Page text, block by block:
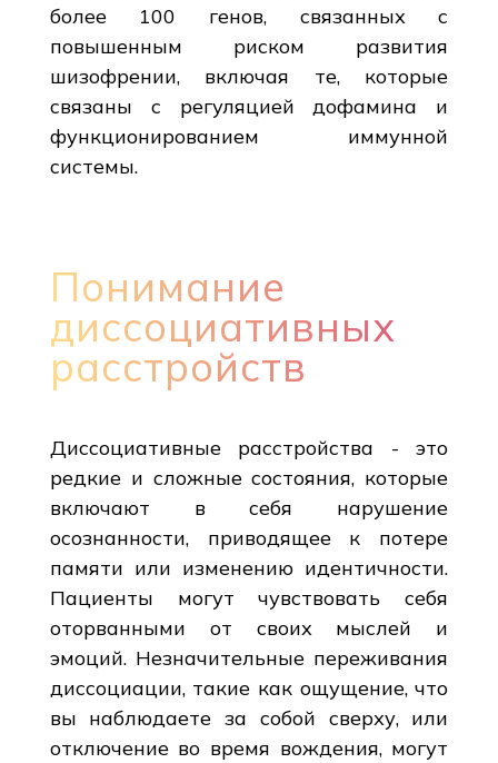
более 100 генов, связанных с
повышенным риском развития
шизофрении, включая те, которые
связаны с регуляцией дофамина и
функционированием иммунной
системы.
Понимание
диссоциативных
расстройств
Диссоциативные расстройства - это
редкие и сложные состояния, которые
включают в себя нарушение
осознанности, приводящее к потере
памяти или изменению идентичности.
Пациенты могут чувствовать себя
оторванными от своих мыслей и
эмоций. Незначительные переживания
диссоциации, такие как ощущение, что
вы наблюдаете за собой сверху, или
отключение во время вождения, могут